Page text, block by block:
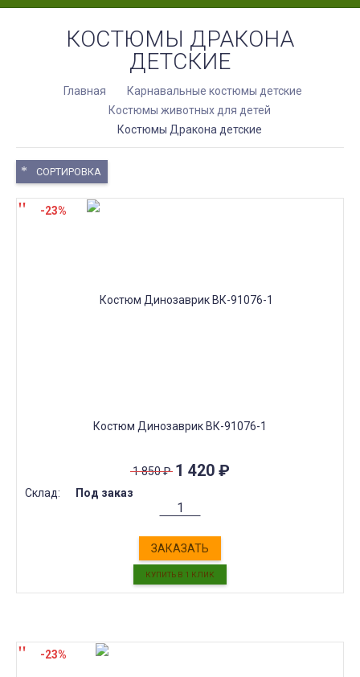
КОСТЮМЫ ДРАКОНА
ДЕТСКИЕ
Главная
Карнавальные костюмы детские
Костюмы животных для детей
Костюмы Дракона детские
СОРТИРОВКА
Костюм Динозаврик ВК-91076-1
1 850₽ 1 420 ₽
Склад: Под заказ
ЗАКАЗАТЬ
-23%
-23%